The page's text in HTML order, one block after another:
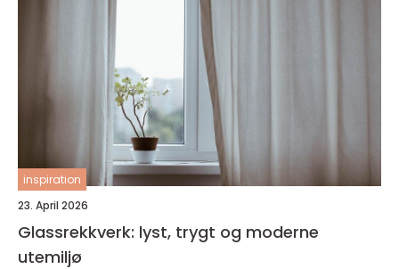
inspiration
23. April 2026
Glassrekkverk: lyst, trygt og moderne
utemiljø